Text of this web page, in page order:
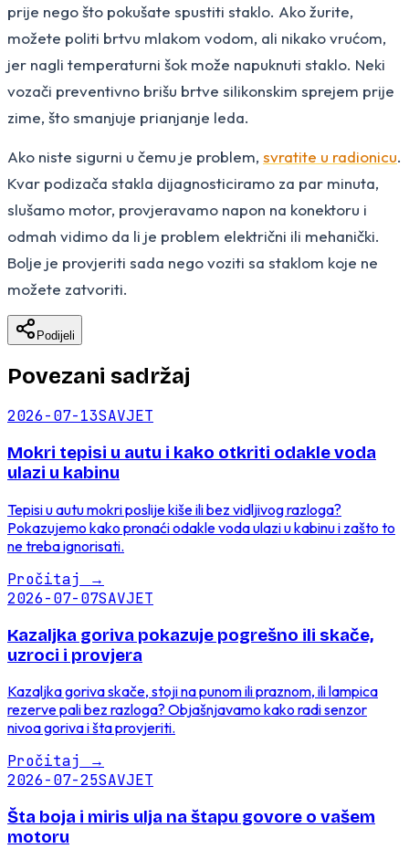
prije nego što pokušate spustiti staklo. Ako žurite,
možete politi brtvu mlakom vodom, ali nikako vrućom,
jer nagli temperaturni šok može napuknuti staklo. Neki
vozači preventivno brišu brtve silikonskim sprejem prije
zime, što smanjuje prianjanje leda.
Ako niste sigurni u čemu je problem, svratite u radionicu.
Kvar podizača stakla dijagnosticiramo za par minuta,
slušamo motor, provjeravamo napon na konektoru i
odmah vidimo da li je problem električni ili mehanički.
Bolje je provjeriti sada nego voziti sa staklom koje ne
možete zatvoriti.
Podijeli
Povezani sadržaj
2026-07-13SAVJET
Mokri tepisi u autu i kako otkriti odakle voda
ulazi u kabinu
Tepisi u autu mokri poslije kiše ili bez vidljivog razloga?
Pokazujemo kako pronaći odakle voda ulazi u kabinu i zašto to
ne treba ignorisati.
Pročitaj →
2026-07-07SAVJET
Kazaljka goriva pokazuje pogrešno ili skače,
uzroci i provjera
Kazaljka goriva skače, stoji na punom ili praznom, ili lampica
rezerve pali bez razloga? Objašnjavamo kako radi senzor
nivoa goriva i šta provjeriti.
Pročitaj →
2026-07-25SAVJET
Šta boja i miris ulja na štapu govore o vašem
motoru